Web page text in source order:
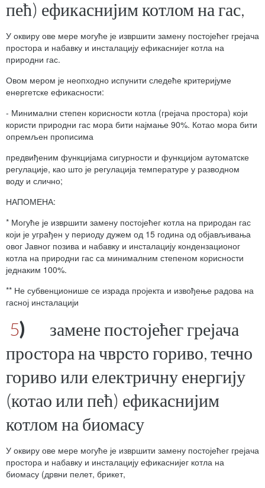
пећ) ефикаснијим котлом на гас,
У оквиру ове мере могуће је извршити замену постојећег грејача
простора и набавку и инсталацију ефикаснијег котла на
природни гас.
Овом мером је неопходно испунити следеће критеријуме
енергетске ефикасности:
- Минимални степен корисности котла (грејача простора) који
користи природни гас мора бити најмање 90%. Котао мора бити
опремљен прописима
предвиђеним функцијама сигурности и функцијом аутоматске
регулације, као што је регулација температуре у разводном
воду и слично;
НАПОМЕНА:
* Могуће је извршити замену постојећег котла на природан гас
који је уграђен у периоду дужем од 15 година од објављивања
овог Јавног позива и набавку и инсталацију кондензационог
котла на природни гас са минималним степеном корисности
једнаким 100%.
** Не субвенционише се израда пројекта и извођење радова на
гасној инсталацији
5) замене постојећег грејача
простора на чврсто гориво, течно
гориво или електричну енергију
(котао или пећ) ефикаснијим
котлом на биомасу
У оквиру ове мере могуће је извршити замену постојећег грејача
простора и набавку и инсталацију ефикаснијег котла на
биомасу (дрвни пелет, брикет,